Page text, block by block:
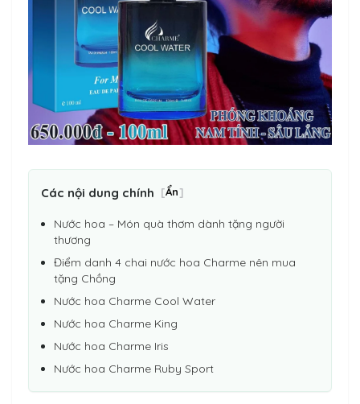
Các nội dung chính [Ẩn]
Nước hoa – Món quà thơm dành tặng người
thương
Điểm danh 4 chai nước hoa Charme nên mua
tặng Chồng
Nước hoa Charme Cool Water
Nước hoa Charme King
Nước hoa Charme Iris
Nước hoa Charme Ruby Sport